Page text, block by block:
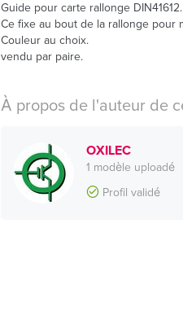
Guide pour carte rallonge DIN41612.
Ce fixe au bout de la rallonge pour
Couleur au choix.
vendu par paire.
À propos de l'auteur de
OXILEC
1 modèle uploadé
Profil validé